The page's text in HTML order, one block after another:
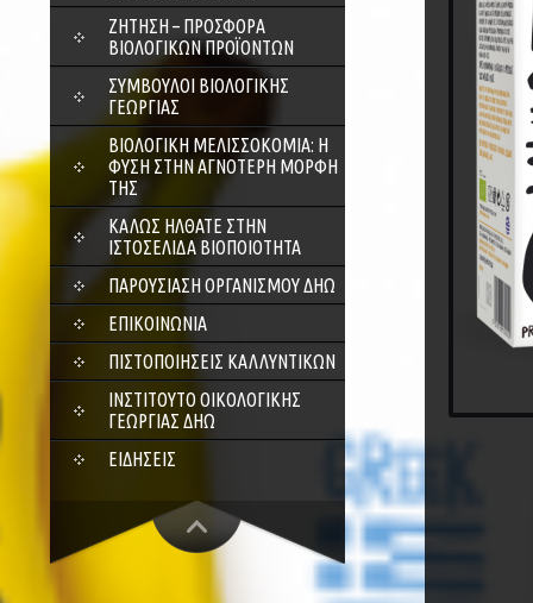
ΖΗΤΗΣΗ – ΠΡΟΣΦΟΡΑ
ΒΙΟΛΟΓΙΚΩΝ ΠΡΟΪΟΝΤΩΝ
ΣΎΜΒΟΥΛΟΙ ΒΙΟΛΟΓΙΚΉΣ
ΓΕΩΡΓΊΑΣ
ΒΙΟΛΟΓΙΚΉ ΜΕΛΙΣΣΟΚΟΜΊΑ: Η
ΦΎΣΗ ΣΤΗΝ ΑΓΝΌΤΕΡΗ ΜΟΡΦΉ
ΤΗΣ
ΚΑΛΏΣ ΉΛΘΑΤΕ ΣΤΗΝ
ΙΣΤΟΣΕΛΊΔΑ ΒΙΟΠΟΙΌΤΗΤΑ
ΠΑΡΟΥΣΊΑΣΗ ΟΡΓΑΝΙΣΜΟΎ ΔΗΩ
ΕΠΙΚΟΙΝΩΝΊΑ
ΠΙΣΤΟΠΟΙΉΣΕΙΣ ΚΑΛΛΥΝΤΙΚΏΝ
ΙΝΣΤΙΤΟΎΤΟ ΟΙΚΟΛΟΓΙΚΉΣ
ΓΕΩΡΓΊΑΣ ΔΗΩ
ΕΙΔΉΣΕΙΣ